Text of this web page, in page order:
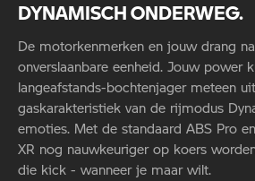
DYNAMISCH ONDERWEG.
De motorkenmerken en jouw drang
onverslaanbare eenheid. Jouw power
langeafstands-bochtenjager meteen
gaskarakteristiek van de rijmodus
emoties. Met de standaard ABS Pro
XR nog nauwkeuriger op koers
die kick - wanneer je maar wilt.